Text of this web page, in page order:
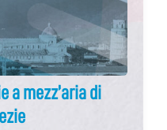
a mezz’aria di